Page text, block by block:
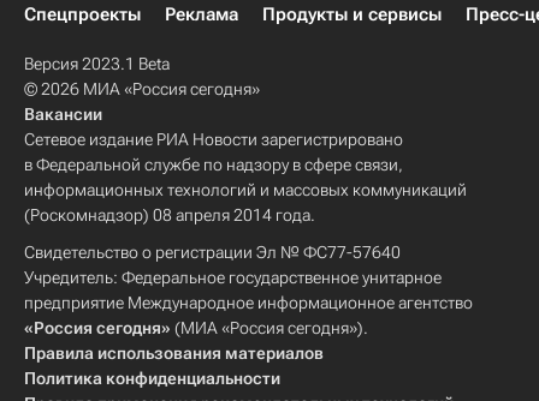
Спецпроекты
Реклама Продукты и сервисы Пресс-
Версия 2023.1 Beta
© 2026 МИА «Россия сегодня»
Вакансии
Сетевое издание РИА Новости зарегистрировано
в Федеральной службе по надзору в сфере связи,
информационных технологий и массовых коммуникаций
(Роскомнадзор) 08 апреля 2014 года.
Свидетельство о регистрации Эл № ФС77-57640
Учредитель: Федеральное государственное унитарное
предприятие Международное информационное агентство
«Россия сегодня» (МИА «Россия сегодня»).
Правила использования материалов
Политика конфиденциальности